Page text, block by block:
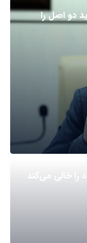
دو اصل را
را خالی می‌کند